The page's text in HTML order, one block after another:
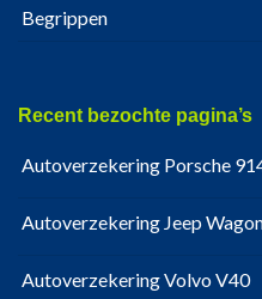
Begrippen
Recent bezochte pagina’s
Autoverzekering Porsche
Autoverzekering Jeep
Autoverzekering Volvo V40